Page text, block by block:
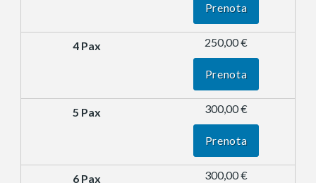
Prenota
250,00 €
Prenota
300,00 €
Prenota
300,00 €